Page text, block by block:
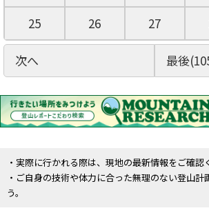
25
26 27
次へ 最後
・実際に行かれる際は、現地の最新情報をご確認
・ご自身の技術や体力に合った無理のない登山計
う。